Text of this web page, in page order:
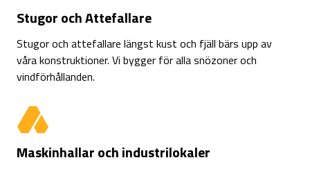
Stugor och Attefallare
Stugor och attefallare längst kust och fjäll bärs upp av
våra konstruktioner. Vi bygger för alla snözoner och
vindförhållanden.
Maskinhallar och industrilokaler